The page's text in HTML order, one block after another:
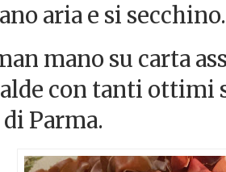
aria e si secchino.
mano su carta
con tanti ottimi
Parma.